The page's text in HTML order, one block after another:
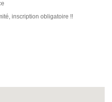
inscription obligatoire !!